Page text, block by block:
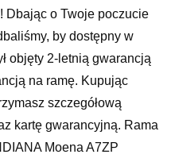
Dbając o Twoje poczucie
by dostępny w
objęty 2-letnią gwarancją
na ramę. Kupując
szczegółową
kartę gwarancyjną. Rama
Moena A7ZP